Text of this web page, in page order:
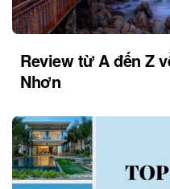
Review từ A đến Z
Nhơn